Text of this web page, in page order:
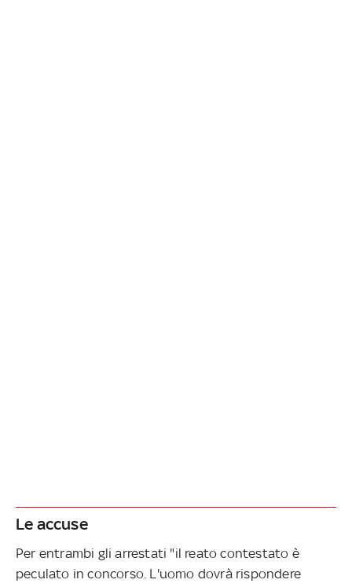
Le accuse
Per entrambi gli arrestati "il reato contestato è
peculato in concorso. L'uomo dovrà rispondere